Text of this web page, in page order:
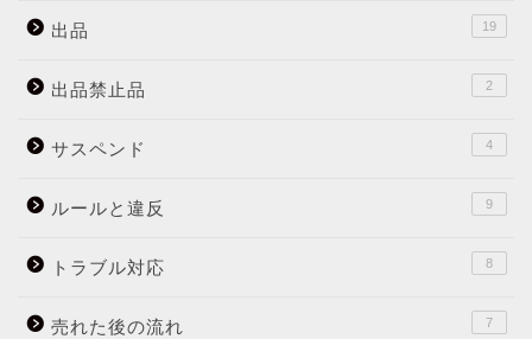
出品 19
出品禁止品 2
サスペンド 4
ルールと違反 9
トラブル対応 8
売れた後の流れ 7